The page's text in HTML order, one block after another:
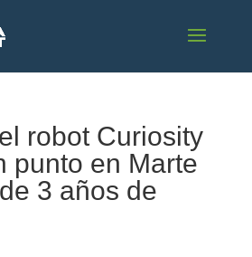
robot Curiosity
punto en Marte
3 años de